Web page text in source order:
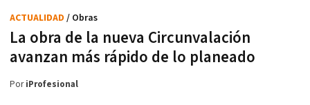
La obra de la nueva Circunvalación
avanzan más rápido de lo planeado
ACTUALIDAD / Obras
PoriProfesional